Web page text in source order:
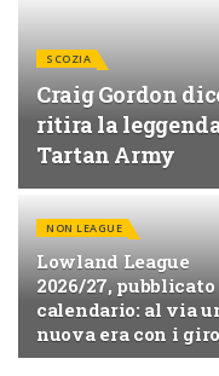
SCOZIA
Craig Gordon
ritira la
Tartan Army
NON LEAGUE
Lowland League
2026/27,
calendario: al via
nuova era con i
East e West